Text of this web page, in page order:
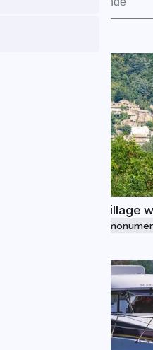
Beauchastel : a
Sites and historical